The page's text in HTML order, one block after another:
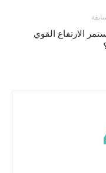
الارتفاع القوي